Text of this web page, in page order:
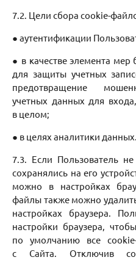
7.2. Цели сбора cookie-
● аутентификации
● в качестве элемента мер
для защиты учетных
предотвращение
учетных данных для
в целом;
● в целях аналитики данных.
7.3. Если Пользователь
сохранялись на его
можно в настройках
файлы также можно
настройках браузера.
настройки браузера,
по умолчанию все
с Сайта. Отключив